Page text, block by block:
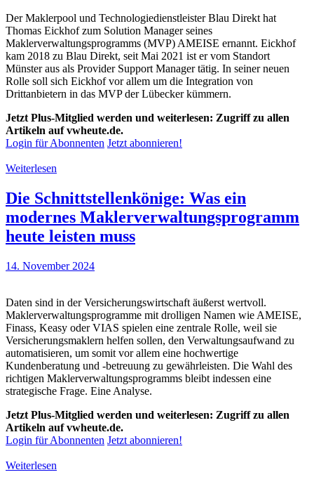
Der Maklerpool und Technologiedienstleister Blau Direkt hat
Thomas Eickhof zum Solution Manager seines
Maklerverwaltungsprogramms (MVP) AMEISE ernannt. Eickhof
kam 2018 zu Blau Direkt, seit Mai 2021 ist er vom Standort
Münster aus als Provider Support Manager tätig. In seiner neuen
Rolle soll sich Eickhof vor allem um die Integration von
Drittanbietern in das MVP der Lübecker kümmern.
Jetzt Plus-Mitglied werden und weiterlesen: Zugriff zu allen
Artikeln auf vwheute.de.
Login für Abonnenten Jetzt abonnieren!
Weiterlesen
Die Schnittstellenkönige: Was ein
modernes Maklerverwaltungsprogramm
heute leisten muss
14. November 2024
Daten sind in der Versicherungswirtschaft äußerst wertvoll.
Maklerverwaltungsprogramme mit drolligen Namen wie AMEISE,
Finass, Keasy oder VIAS spielen eine zentrale Rolle, weil sie
Versicherungsmaklern helfen sollen, den Verwaltungsaufwand zu
automatisieren, um somit vor allem eine hochwertige
Kundenberatung und -betreuung zu gewährleisten. Die Wahl des
richtigen Maklerverwaltungsprogramms bleibt indessen eine
strategische Frage. Eine Analyse.
Jetzt Plus-Mitglied werden und weiterlesen: Zugriff zu allen
Artikeln auf vwheute.de.
Login für Abonnenten Jetzt abonnieren!
Weiterlesen